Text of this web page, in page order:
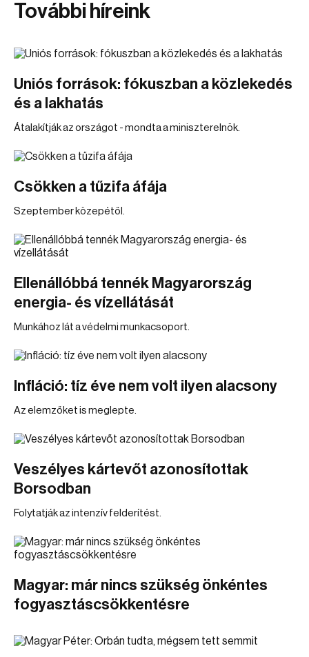
További híreink
Uniós források: fókuszban a közlekedés
és a lakhatás
Átalakítják az országot - mondta a miniszterelnök.
Csökken a tűzifa áfája
Szeptember közepétől.
Ellenállóbbá tennék Magyarország
energia- és vízellátását
Munkához lát a védelmi munkacsoport.
Infláció: tíz éve nem volt ilyen alacsony
Az elemzőket is meglepte.
Veszélyes kártevőt azonosítottak
Borsodban
Folytatják az intenzív felderítést.
Magyar: már nincs szükség önkéntes
fogyasztáscsökkentésre